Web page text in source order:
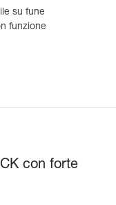
su fune
funzione
con forte